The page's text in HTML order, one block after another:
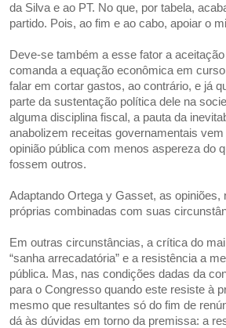
da Silva e ao PT. No que, por tabela,
partido. Pois, ao fim e ao cabo, apoiar o
Deve-se também a esse fator a
comanda a equação econômica em
falar em cortar gastos, ao contrário, e já
parte da sustentação política dele na
alguma disciplina fiscal, a pauta da
anabolizem receitas governamentais
opinião pública com menos aspereza do
fossem outros.
Adaptando Ortega y Gasset, as
próprias combinadas com suas
Em outras circunstâncias, a crítica do
“sanha arrecadatória” e a resistência a
pública. Mas, nas condições dadas da
para o Congresso quando este resiste à
mesmo que resultantes só do fim de
dá às dúvidas em torno da premissa: a